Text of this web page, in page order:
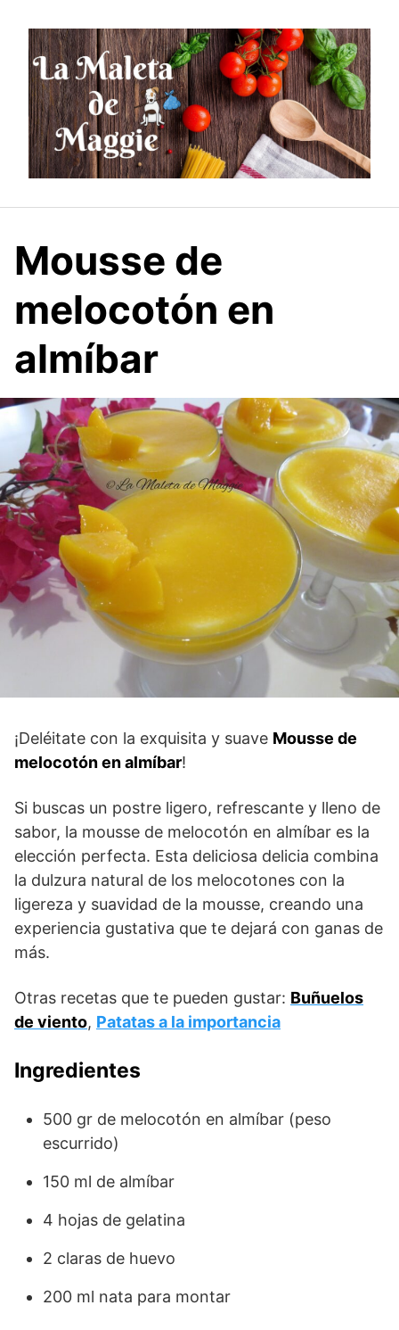
contenido
Mousse de
melocotón en
almíbar
¡Deléitate con la exquisita y suave Mousse de
melocotón en almíbar!
Si buscas un postre ligero, refrescante y lleno de
sabor, la mousse de melocotón en almíbar es la
elección perfecta. Esta deliciosa delicia combina
la dulzura natural de los melocotones con la
ligereza y suavidad de la mousse, creando una
experiencia gustativa que te dejará con ganas de
más.
Otras recetas que te pueden gustar: Buñuelos
de viento, Patatas a la importancia
Ingredientes
500 gr de melocotón en almíbar (peso
escurrido)
150 ml de almíbar
4 hojas de gelatina
2 claras de huevo
200 ml nata para montar